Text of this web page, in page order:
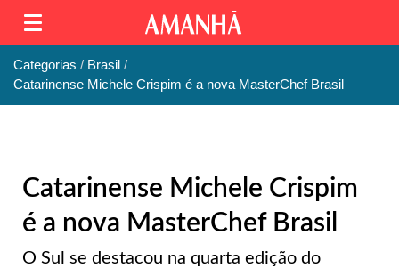
Categorias
Brasil
Catarinense Michele Crispim é a nova MasterChef Brasil
Catarinense Michele Crispim
é a nova MasterChef Brasil
O Sul se destacou na quarta edição do